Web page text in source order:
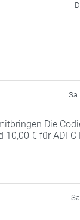
Die
10,00 € für